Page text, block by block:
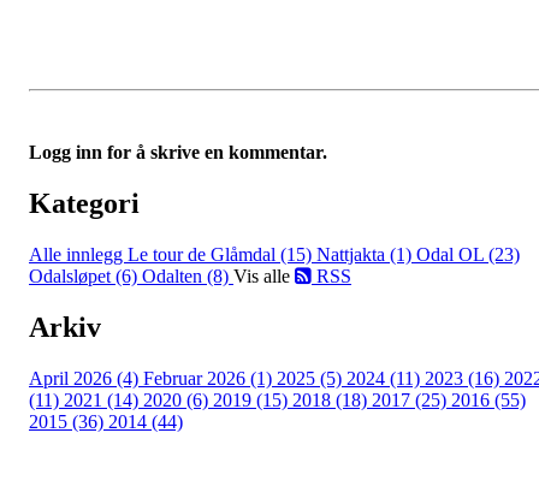
Logg inn for å skrive en kommentar.
Kategori
Alle innlegg Le tour de Glåmdal (15) Nattjakta (1) Odal OL (23)
Odalsløpet (6) Odalten (8) Vis alle RSS
Arkiv
April 2026 (4) Februar 2026 (1) 2025 (5) 2024 (11) 2023 (16)
(11) 2021 (14) 2020 (6) 2019 (15) 2018 (18) 2017 (25) 2016 (55)
2015 (36) 2014 (44)